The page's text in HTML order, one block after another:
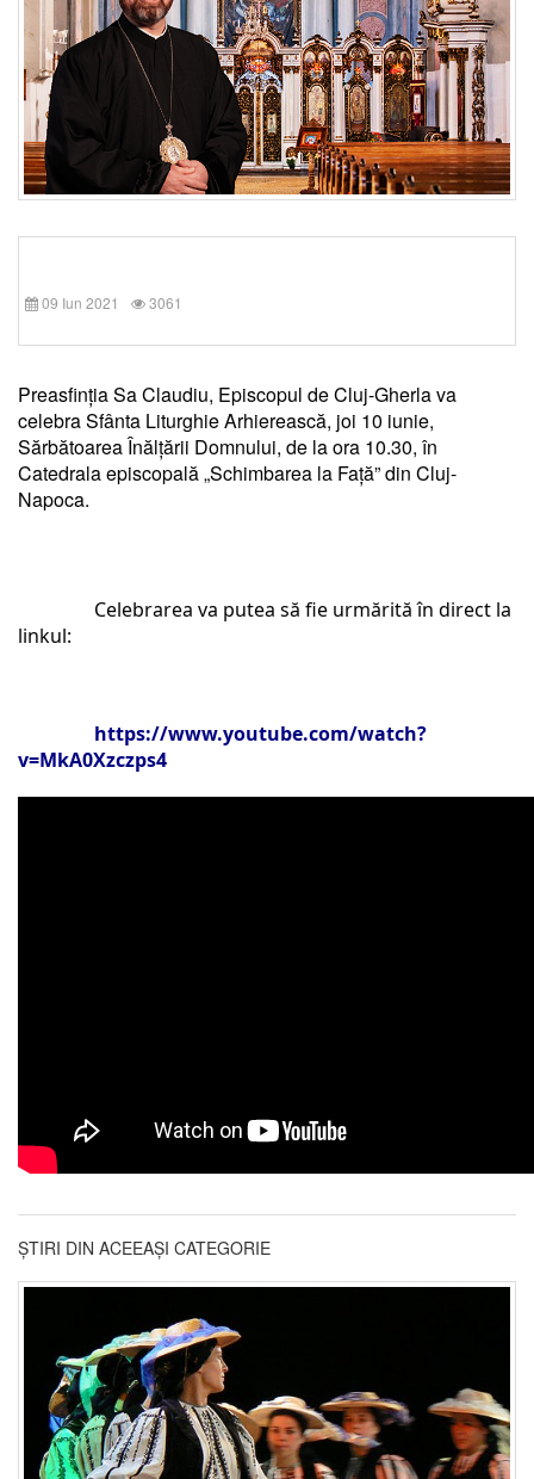
09 Iun 2021 3061
Preasfinția Sa Claudiu, Episcopul de Cluj-Gherla va
celebra Sfânta Liturghie Arhierească, joi 10 iunie,
Sărbătoarea Înălțării Domnului, de la ora 10.30, în
Catedrala episcopală „Schimbarea la Față” din Cluj-
Napoca.
Celebrarea va putea să fie urmărită în direct la
linkul:
https://www.youtube.com/watch?
v=MkA0Xzczps4
ȘTIRI DIN ACEEAȘI CATEGORIE